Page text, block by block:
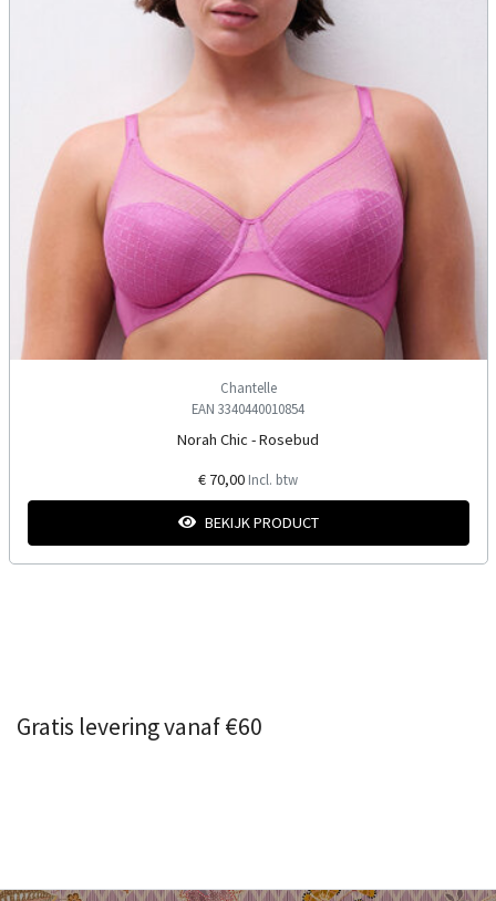
Chantelle
EAN 3340440010854
Norah Chic - Rosebud
€ 70,00 Incl. btw
BEKIJK PRODUCT
Gratis levering vanaf €60